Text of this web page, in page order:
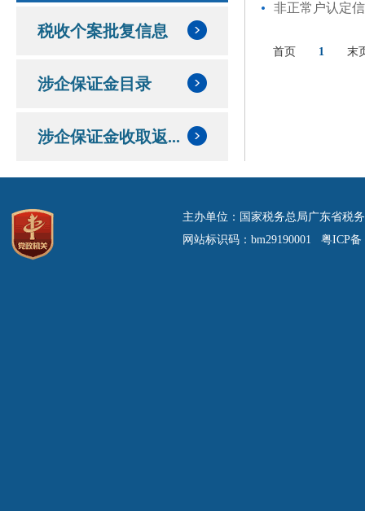
税收个案批复信息
涉企保证金目录
涉企保证金收取返...
非正常户认定
首页 1 末
主办单位：国家税务总局广东省税
网站标识码：bm29190001 粤ICP